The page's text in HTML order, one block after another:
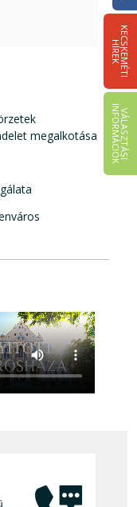
K
E
C
S
K
E
M
É
T
I
HÍ
R
E
K
V
Á
L
A
S
Z
T
Á
S
I
IN
F
O
R
M
Á
C
I
Ó
K
megalkotása